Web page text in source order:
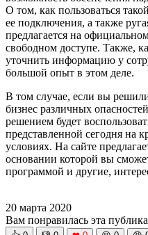
О том, как пользоваться
ее подключения, а также
предлагается на
свободном доступе. Также,
уточнить информацию у
большой опыт в этом деле.
В том случае, если вы
бизнес различных
решением будет
представленной сегодня на
условиях. На сайте
основании которой вы
программой и другие,
20 марта 2020
Вам понравилась эта